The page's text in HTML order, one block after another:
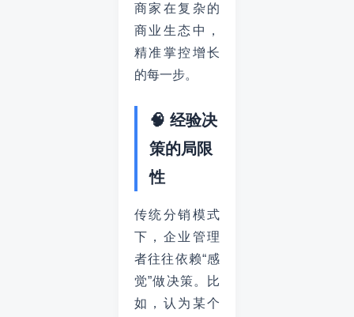
商家在复杂的
商业生态中，
精准掌控增长
的每一步。
🧠 经验决
策的局限
性
传统分销模式
下，企业管理
者往往依赖“感
觉”做决策。比
如，认为某个